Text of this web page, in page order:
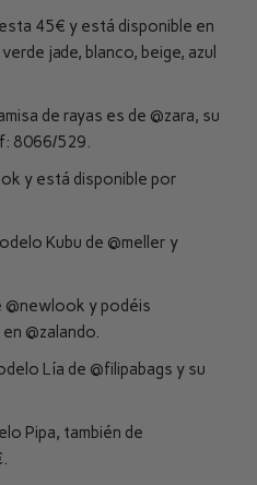
45€ y está disponible en
jade, blanco, beige, azul
de rayas es de @zara, su
8066/529.
y está disponible por
Kubu de @meller y
@newlook y podéis
@zalando.
Lía de @filipabags y su
Pipa, también de